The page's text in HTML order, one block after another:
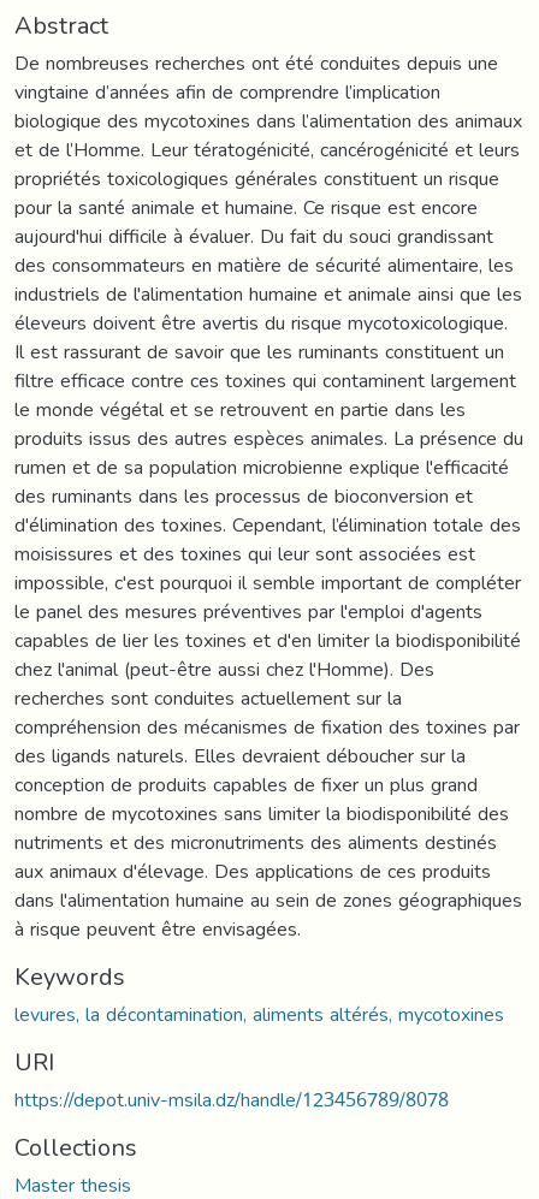
Abstract
De nombreuses recherches ont été conduites depuis une
vingtaine d’années afin de comprendre l’implication
biologique des mycotoxines dans l’alimentation des animaux
et de l’Homme. Leur tératogénicité, cancérogénicité et leurs
propriétés toxicologiques générales constituent un risque
pour la santé animale et humaine. Ce risque est encore
aujourd'hui difficile à évaluer. Du fait du souci grandissant
des consommateurs en matière de sécurité alimentaire, les
industriels de l'alimentation humaine et animale ainsi que les
éleveurs doivent être avertis du risque mycotoxicologique.
Il est rassurant de savoir que les ruminants constituent un
filtre efficace contre ces toxines qui contaminent largement
le monde végétal et se retrouvent en partie dans les
produits issus des autres espèces animales. La présence du
rumen et de sa population microbienne explique l'efficacité
des ruminants dans les processus de bioconversion et
d'élimination des toxines. Cependant, l’élimination totale des
moisissures et des toxines qui leur sont associées est
impossible, c'est pourquoi il semble important de compléter
le panel des mesures préventives par l'emploi d'agents
capables de lier les toxines et d'en limiter la biodisponibilité
chez l'animal (peut-être aussi chez l'Homme). Des
recherches sont conduites actuellement sur la
compréhension des mécanismes de fixation des toxines par
des ligands naturels. Elles devraient déboucher sur la
conception de produits capables de fixer un plus grand
nombre de mycotoxines sans limiter la biodisponibilité des
nutriments et des micronutriments des aliments destinés
aux animaux d'élevage. Des applications de ces produits
dans l'alimentation humaine au sein de zones géographiques
à risque peuvent être envisagées.
Keywords
levures, la décontamination, aliments altérés, mycotoxines
URI
https://depot.univ-msila.dz/handle/123456789/8078
Collections
Master thesis